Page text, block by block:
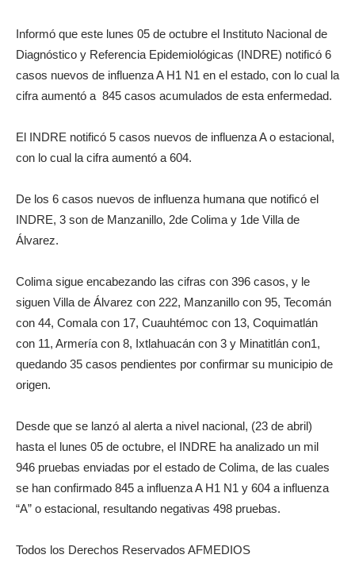
Informó que este lunes 05 de octubre el Instituto Nacional de
Diagnóstico y Referencia Epidemiológicas (INDRE) notificó 6
casos nuevos de influenza A H1 N1 en el estado, con lo cual la
cifra aumentó a 845 casos acumulados de esta enfermedad.
El INDRE notificó 5 casos nuevos de influenza A o estacional,
con lo cual la cifra aumentó a 604.
De los 6 casos nuevos de influenza humana que notificó el
INDRE, 3 son de Manzanillo, 2de Colima y 1de Villa de
Álvarez.
Colima sigue encabezando las cifras con 396 casos, y le
siguen Villa de Álvarez con 222, Manzanillo con 95, Tecomán
con 44, Comala con 17, Cuauhtémoc con 13, Coquimatlán
con 11, Armería con 8, Ixtlahuacán con 3 y Minatitlán con1,
quedando 35 casos pendientes por confirmar su municipio de
origen.
Desde que se lanzó al alerta a nivel nacional, (23 de abril)
hasta el lunes 05 de octubre, el INDRE ha analizado un mil
946 pruebas enviadas por el estado de Colima, de las cuales
se han confirmado 845 a influenza A H1 N1 y 604 a influenza
“A” o estacional, resultando negativas 498 pruebas.
Todos los Derechos Reservados AFMEDIOS